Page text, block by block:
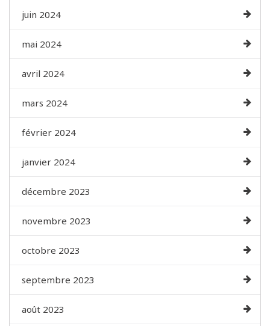
juin 2024
mai 2024
avril 2024
mars 2024
février 2024
janvier 2024
décembre 2023
novembre 2023
octobre 2023
septembre 2023
août 2023